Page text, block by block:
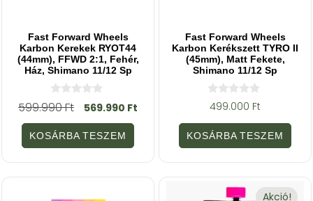
Fast Forward Wheels
Karbon Kerekek RYOT44
(44mm), FFWD 2:1, Fehér,
Ház, Shimano 11/12 Sp
0
a
z
5
-
b
ő
599.990Ft 569.990 Ft
KOSÁRBA TESZEM
Fast Forward Wheels
Karbon Kerékszett TYRO II
(45mm), Matt Fekete,
Shimano 11/12 Sp
0
a
z
5
-
b
ő
499.000 Ft
KOSÁRBA TESZEM
Akció!